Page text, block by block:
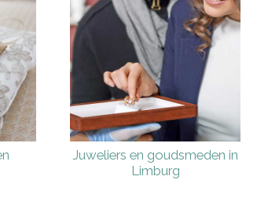
Juweliers en goudsmeden in
Limburg